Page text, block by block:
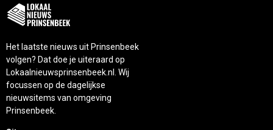
Het laatste nieuws uit Prinsenbeek
volgen? Dat doe je uiteraard op
Lokaalnieuwsprinsenbeek.nl. Wij
focussen op de dagelijkse
nieuwsitems van omgeving
Prinsenbeek.